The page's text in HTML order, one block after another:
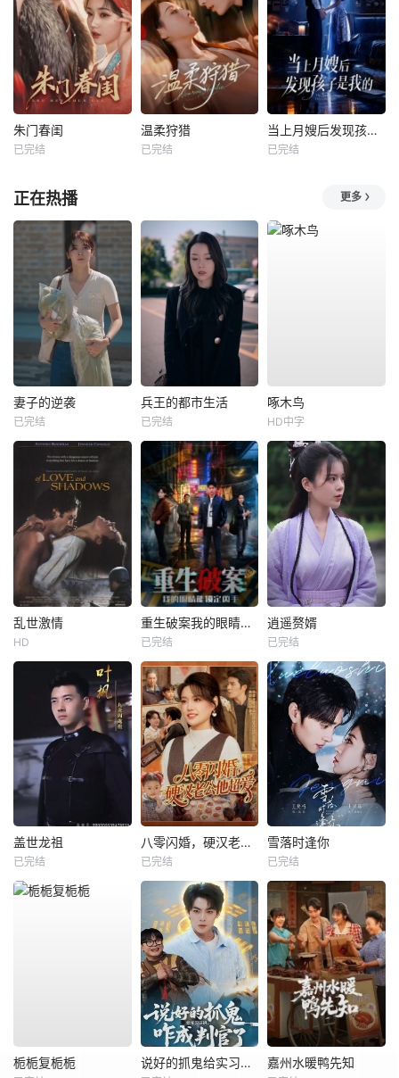
朱门春闺
已完结
温柔狩猎
已完结
当上月嫂后发现孩子是我的
已完结
正在热播 更多
妻子的逆袭
已完结
兵王的都市生活
已完结
啄木鸟
HD中字
乱世激情
HD
重生破案我的眼睛能锁定凶手
已完结
逍遥赘婿
已完结
盖世龙祖
已完结
八零闪婚，硬汉老公他超爱
已完结
雪落时逢你
已完结
栀栀复栀栀 说好的抓鬼给实习证明，咋成判官了 嘉州水暖鸭先知